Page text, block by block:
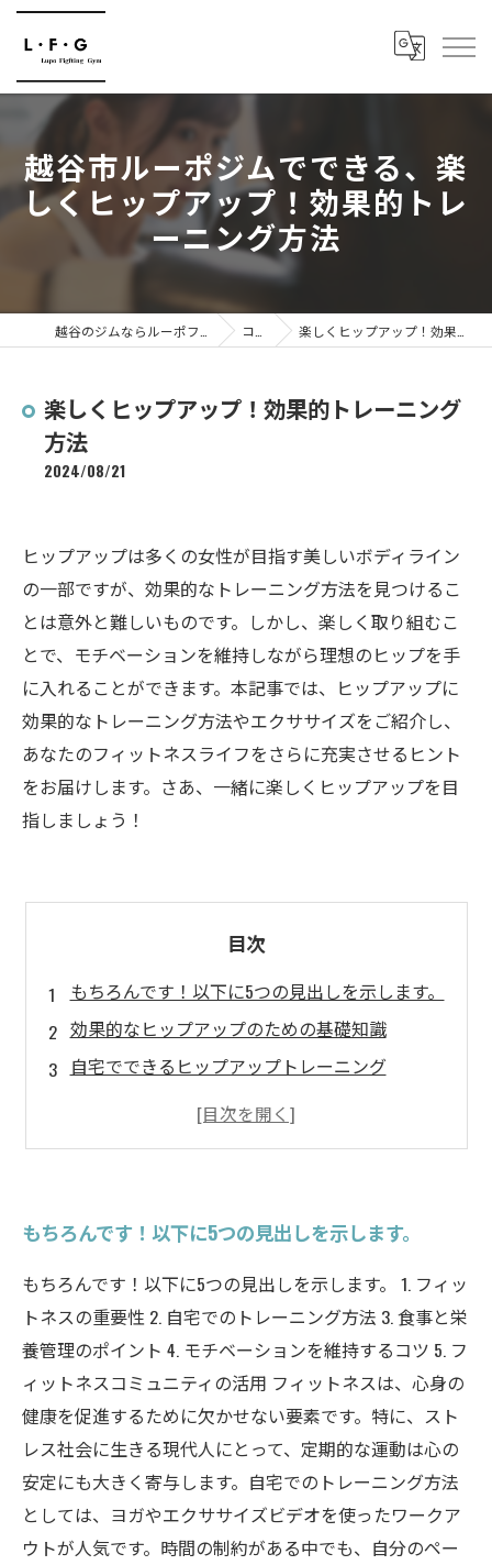
越谷市ルーポジムでできる、楽
しくヒップアップ！効果的トレ
ーニング方法
コラム 楽しくヒップアップ！効果的トレーニング方法
楽しくヒップアップ！効果的トレーニング
方法
2024/08/21
ヒップアップは多くの女性が目指す美しいボディライン
の一部ですが、効果的なトレーニング方法を見つけるこ
とは意外と難しいものです。しかし、楽しく取り組むこ
とで、モチベーションを維持しながら理想のヒップを手
に入れることができます。本記事では、ヒップアップに
効果的なトレーニング方法やエクササイズをご紹介し、
あなたのフィットネスライフをさらに充実させるヒント
をお届けします。さあ、一緒に楽しくヒップアップを目
指しましょう！
目次
もちろんです！以下に5つの見出しを示します。
効果的なヒップアップのための基礎知識
自宅でできるヒップアップトレーニング
ジムでのヒップアップにおすすめの器具
もちろんです！以下に5つの見出しを示します。
もちろんです！以下に5つの見出しを示します。 1. フィッ
トネスの重要性 2. 自宅でのトレーニング方法 3. 食事と栄
養管理のポイント 4. モチベーションを維持するコツ 5. フ
ィットネスコミュニティの活用 フィットネスは、心身の
健康を促進するために欠かせない要素です。特に、スト
レス社会に生きる現代人にとって、定期的な運動は心の
安定にも大きく寄与します。自宅でのトレーニング方法
としては、ヨガやエクササイズビデオを使ったワークア
ウトが人気です。時間の制約がある中でも、自分のペー